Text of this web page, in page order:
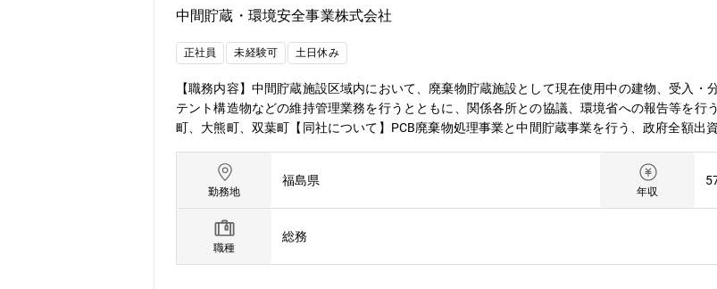
中間貯蔵・環境安全事業株式会社
正社員 未経験可 土日休み
【職務内容】中間貯蔵施設区域内において、廃棄物貯蔵施設として現在使用中の建物、受入
テント構造物などの維持管理業務を行うとともに、関係各所との協議、環境省への報告等を行
町、大熊町、双葉町【同社について】PCB廃棄物処理事業と中間貯蔵事業を行う、政府全額
や廃棄物の中間貯蔵施設の整備と管理運営も実施。施設は東京電力福島第一原子力発電所を
殊会社とは：国の特別法に基づいて設立された会社。NTTやNHKなどがあげられます。
勤務地
福島県
年収
職種
総務